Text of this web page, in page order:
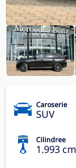
Caroserie
SUV
Cilindree
1.993 cm